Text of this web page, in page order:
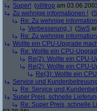
Super! (ollitrop am
Zu wehnige informationen ! (
Re: Zu wehnige
Verbesserung :) (SwS
Re: Zu wehnige
Wollte ein CPU-Upgrade
Re: Wollte ein CPU-
Re(2): Wollte ein CPU-
Re(2): Wollte ein CPU-
Re(3): Wollte ein
Service und
Re: Service und
Super Preis, schnelle
Re: Super Preis, schnelle